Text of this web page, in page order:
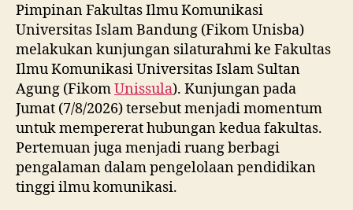
Pimpinan Fakultas Ilmu Komunikasi
Universitas Islam Bandung (Fikom Unisba)
melakukan kunjungan silaturahmi ke Fakultas
Ilmu Komunikasi Universitas Islam Sultan
Agung (FikomUnissula). Kunjungan pada
Jumat (7/8/2026) tersebut menjadi momentum
untuk mempererat hubungan kedua fakultas.
Pertemuan juga menjadi ruang berbagi
pengalaman dalam pengelolaan pendidikan
tinggi ilmu komunikasi.